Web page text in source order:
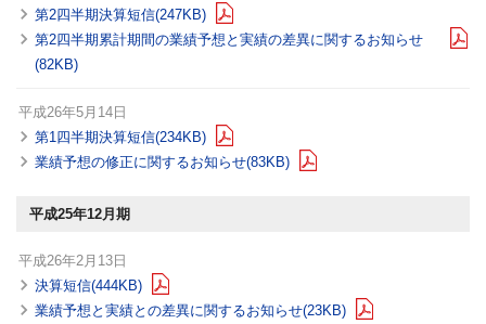
第2四半期決算短信(247KB)
第2四半期累計期間の業績予想と実績の差異に関するお知らせ
(82KB)
平成26年5月14日
第1四半期決算短信(234KB)
業績予想の修正に関するお知らせ(83KB)
平成25年12月期
平成26年2月13日
決算短信(444KB)
業績予想と実績との差異に関するお知らせ(23KB)